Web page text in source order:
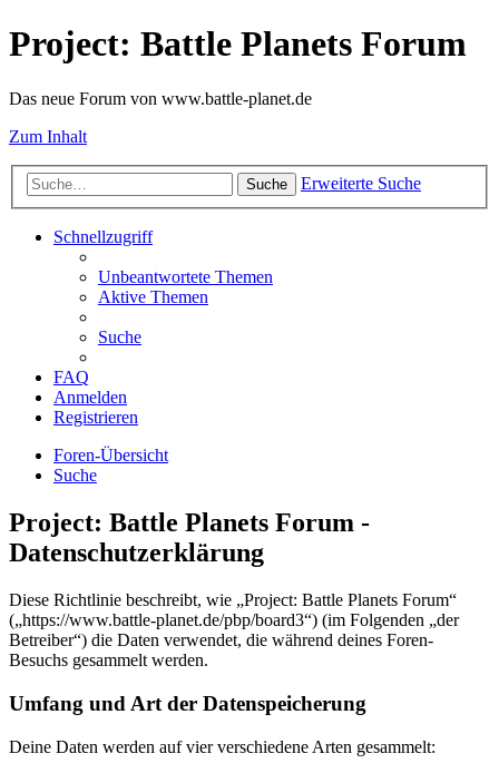
Project: Battle Planets Forum
Das neue Forum von www.battle-planet.de
Zum Inhalt
Suche Erweiterte Suche
Schnellzugriff
Unbeantwortete Themen
Aktive Themen
Suche
FAQ
Anmelden
Registrieren
Foren-Übersicht
Suche
Project: Battle Planets Forum -
Datenschutzerklärung
Diese Richtlinie beschreibt, wie „Project: Battle Planets Forum“
(„https://www.battle-planet.de/pbp/board3“) (im Folgenden „der
Betreiber“) die Daten verwendet, die während deines Foren-
Besuchs gesammelt werden.
Umfang und Art der Datenspeicherung
Deine Daten werden auf vier verschiedene Arten gesammelt: